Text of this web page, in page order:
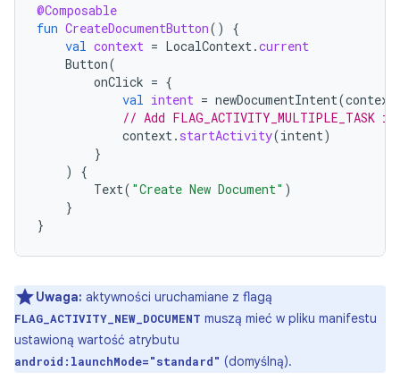
@Composable
fun CreateDocumentButton()
{
val context = LocalContext .current
Button(
onClick = {
val intent = newDocumentIntent(context
// Add
context . startActivity(intent)
}
)
{
Text( "Create New Document" )
}
}
Uwaga: aktywności uruchamiane z flagą
FLAG_ACTIVITY_NEW_DOCUMENT muszą mieć w pliku manifestu
ustawioną wartość atrybutu
android:launchMode="standard" (domyślną).